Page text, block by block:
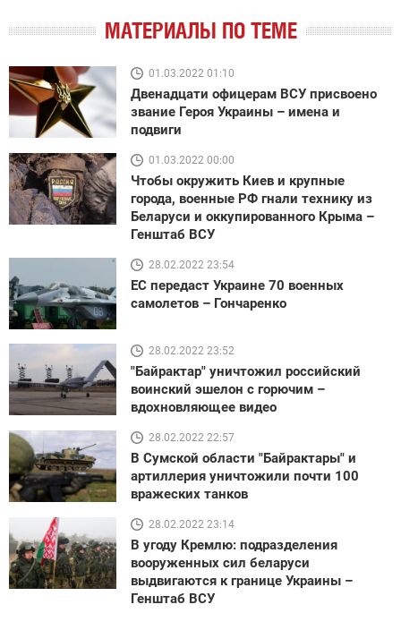
МАТЕРИАЛЫ ПО ТЕМЕ
01.03.2022 01:10
Двенадцати офицерам ВСУ присвоено
звание Героя Украины – имена и
подвиги
01.03.2022 00:00
Чтобы окружить Киев и крупные
города, военные РФ гнали технику из
Беларуси и оккупированного Крыма –
Генштаб ВСУ
28.02.2022 23:54
ЕС передаст Украине 70 военных
самолетов – Гончаренко
28.02.2022 23:52
"Байрактар" уничтожил российский
воинский эшелон с горючим –
вдохновляющее видео
28.02.2022 22:57
В Сумской области "Байрактары" и
артиллерия уничтожили почти 100
вражеских танков
28.02.2022 23:14
В угоду Кремлю: подразделения
вооруженных сил беларуси
выдвигаются к границе Украины –
Генштаб ВСУ